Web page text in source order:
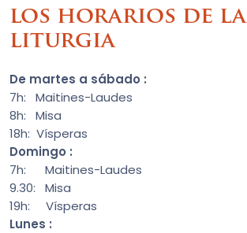
los horarios de la
liturgia
De martes a sábado :
7h: Maitines-Laudes
8h: Misa
18h: Vísperas
Domingo :
7h: Maitines-Laudes
9.30: Misa
19h: Vísperas
Lunes :